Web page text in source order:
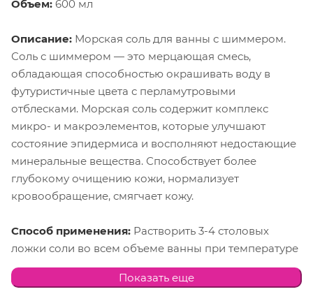
Объем: 600 мл
Описание: Морская соль для ванны с шиммером.
Соль с шиммером — это мерцающая смесь,
обладающая способностью окрашивать воду в
футуристичные цвета с перламутровыми
отблесками. Морская соль содержит комплекс
микро- и макроэлементов, которые улучшают
состояние эпидермиса и восполняют недостающие
минеральные вещества. Способствует более
глубокому очищению кожи, нормализует
кровообращение, смягчает кожу.
Способ применения: Растворить 3-4 столовых
ложки соли во всем объеме ванны при температуре
воды 36-40С. Продолжительность процедуры 10-15
минут.
Показать еще